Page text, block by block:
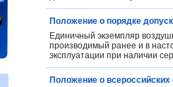
Положение о порядке
Единичный экземпляр
производимый ранее и в
эксплуатации при наличии
Положение о